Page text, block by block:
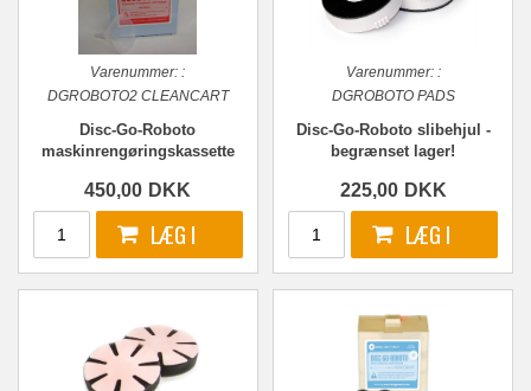
Varenummer: :
DGROBOTO2 CLEANCART
Disc-Go-Roboto
maskinrengøringskassette
450,00 DKK
Varenummer::
DGROBOTO PADS
Disc-Go-Roboto slibehjul -
begrænset lager!
225,00 DKK